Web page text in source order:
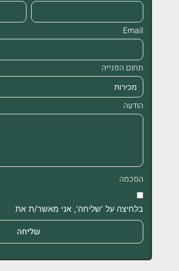
Email
תחום הפנייה
הודעה
הסכמה
בלחיצה על 'שליחה', אני מאשר/ת את